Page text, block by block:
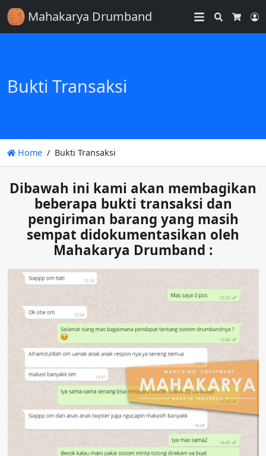
Mahakarya Drumband
Search
Bukti Transaksi
Home Bukti Transaksi
Dibawah ini kami akan membagikan
beberapa bukti transaksi dan
pengiriman barang yang masih
sempat didokumentasikan oleh
Mahakarya Drumband :